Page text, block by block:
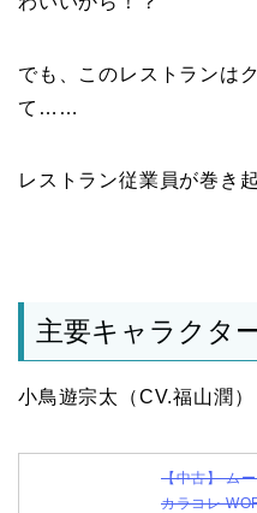
でも、このレストランは
て……
レストラン従業員が巻き
主要キャラクタ
小鳥遊宗太（CV.福山潤）
【中古】 ム
カラコレ